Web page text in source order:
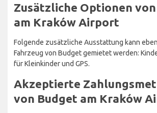
Zusätzliche Optionen
am Kraków Airport
Folgende zusätzliche Ausstattung kann
Fahrzeug von Budget gemietet werden:
für Kleinkinder und GPS.
Akzeptierte
von Budget am Kraków